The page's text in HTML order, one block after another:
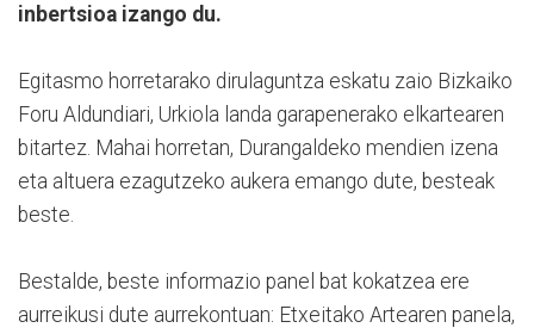
inbertsioa izango du.
Egitasmo horretarako dirulaguntza eskatu zaio Bizkaiko
Foru Aldundiari, Urkiola landa garapenerako elkartearen
bitartez. Mahai horretan, Durangaldeko mendien izena
eta altuera ezagutzeko aukera emango dute, besteak
beste.
Bestalde, beste informazio panel bat kokatzea ere
aurreikusi dute aurrekontuan: Etxeitako Artearen panela,